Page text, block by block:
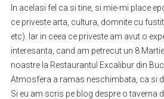
In acelasi fel ca si tine, si mie-mi place
ce priveste arta, cultura, domnite cu
etc). Iar in ceea ce priveste am avut o
interesanta, cand am petrecut un 8
noastre la Restaurantul Excalibur din
Atmosfera a ramas neschimbata, ca si
Si eu am scris pe blog despre o taverna